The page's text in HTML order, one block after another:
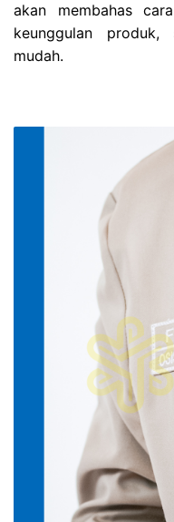
akan membahas
keunggulan
mudah.